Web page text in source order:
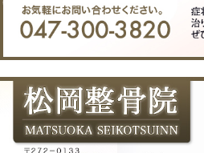
FAX
047-
EMAIL
院長 松岡 良一